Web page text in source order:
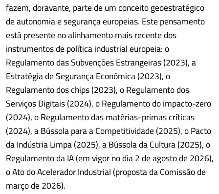
fazem, doravante, parte de um conceito geoestratégico
de autonomia e segurança europeias. Este pensamento
está presente no alinhamento mais recente dos
instrumentos de política industrial europeia: o
Regulamento das Subvenções Estrangeiras (2023), a
Estratégia de Segurança Económica (2023), o
Regulamento dos chips (2023), o Regulamento dos
Serviços Digitais (2024), o Regulamento do impacto-zero
(2024), o Regulamento das matérias-primas críticas
(2024), a Bússola para a Competitividade (2025), o Pacto
da Indústria Limpa (2025), a Bússola da Cultura (2025), o
Regulamento da IA (em vigor no dia 2 de agosto de 2026),
o Ato do Acelerador Industrial (proposta da Comissão de
março de 2026).